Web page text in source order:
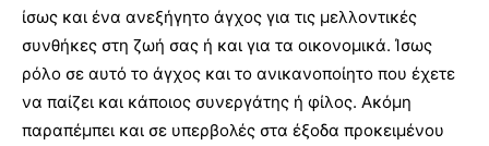
ίσως και ένα ανεξήγητο άγχος για τις μελλοντικές
συνθήκες στη ζωή σας ή και για τα οικονομικά. Ίσως
ρόλο σε αυτό το άγχος και το ανικανοποίητο που έχετε
να παίζει και κάποιος συνεργάτης ή φίλος. Ακόμη
παραπέμπει και σε υπερβολές στα έξοδα προκειμένου